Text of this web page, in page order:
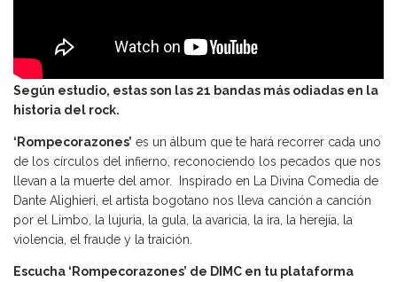
Según estudio, estas son las 21 bandas más odiadas en la
historia del rock.
‘Rompecorazones’ es un álbum que te hará recorrer cada uno
de los círculos del infierno, reconociendo los pecados que nos
llevan a la muerte del amor. Inspirado en La Divina Comedia de
Dante Alighieri, el artista bogotano nos lleva canción a canción
por el Limbo, la lujuria, la gula, la avaricia, la ira, la herejía, la
violencia, el fraude y la traición.
Escucha ‘Rompecorazones’ de DIMC en tu plataforma